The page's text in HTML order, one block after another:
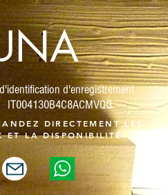
d'enregistrement
IT004130B4C8ACMVQG
DIRECTEMENT LES
ET LA DISPONIBILITÉ